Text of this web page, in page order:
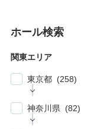
ホール検索
関東エリア
東京都 (258)
| … 新宿区・
神奈川県 (82)